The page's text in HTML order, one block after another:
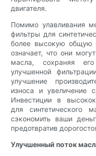
двигателя.
Помимо улавливания
фильтры для
более высокую общую
означает, что они
масла, сохраняя
улучшенной
улучшение
износа и увеличение
Инвестиции в
для синтетического
сэкономить ваши
предотвратив
Улучшенный поток